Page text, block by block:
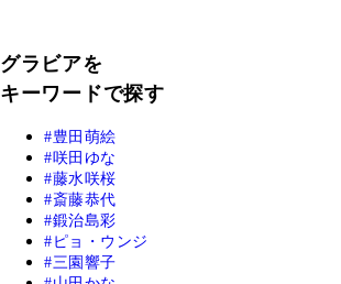
グラビアを
キーワードで探す
豊田萌絵
咲田ゆな
藤水咲桜
斎藤恭代
鍛治島彩
ピョ・ウンジ
三園響子